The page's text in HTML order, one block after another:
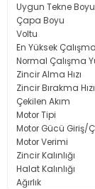
Uygun Tekne
Çapa Boyu
Voltu :
En Yüksek
Normal
Zincir Alma
Zincir Bırakma
Çekilen Akım :
Motor Tipi :
Motor Gücü Giriş/
Motor
Zincir
Halat
Ağırlık :